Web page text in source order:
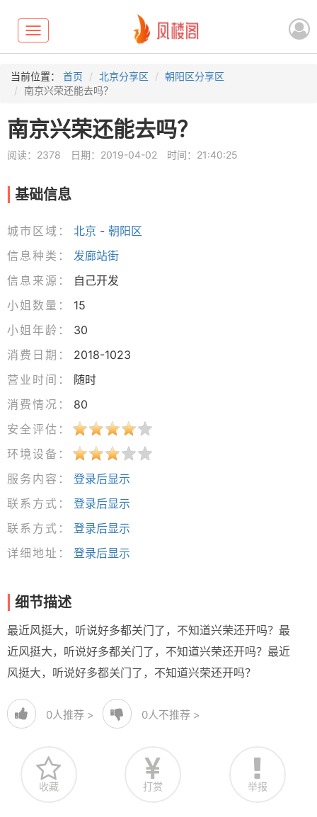
Toggle
navigation
当前位置： 首页 北京分享区
朝阳区分享区
南京兴荣还能去吗？
南京兴荣还能去吗？
阅读：2378 日期：2019-04-02 时间：21:40:25
基础信息
城市区域： 北京 - 朝阳区
信息种类：
发廊站街
信息来源：
自己开发
小姐数量：
15
小姐年龄：
30
消费日期：
2018-1023
营业时间：
随时
消费情况：
80
安全评估：
环境设备：
服务内容：
登录后显示
联系方式：
登录后显示
联系方式：
登录后显示
详细地址：
登录后显示
细节描述
最近风挺大，听说好多都关门了，不知道兴荣还开吗？最
近风挺大，听说好多都关门了，不知道兴荣还开吗？最近
风挺大，听说好多都关门了，不知道兴荣还开吗？
0人推荐 > 0人不推荐 >
收藏 打赏 举报